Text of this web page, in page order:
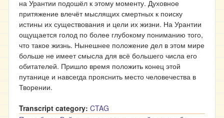
на Урантии подошёл к этому моменту. Духовное
притяжение влечёт мыслящих смертных к поиску
истины их существования и цели их жизни. На Урантии
ощущается голод по более глубокому пониманию того,
что такое жизнь. Нынешнее положение дел в этом мире
больше не имеет смысла для всё большего числа его
обитателей. Пришло время положить конец этой
путанице и навсегда прояснить место человечества в
Творении.
Transcript category: CTAG